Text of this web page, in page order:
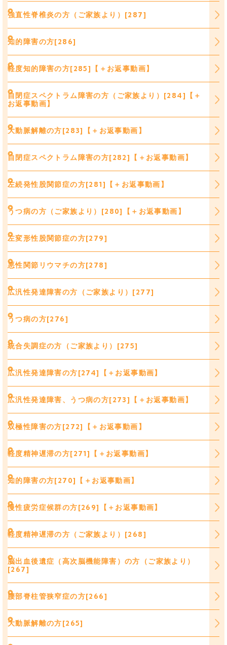
強直性脊椎炎の方（ご家族より）[287]
知的障害の方[286]
軽度知的障害の方[285]【＋お返事動画】
自閉症スペクトラム障害の方（ご家族より）[284]【＋
お返事動画】
大動脈解離の方[283]【＋お返事動画】
自閉症スペクトラム障害の方[282]【＋お返事動画】
左続発性股関節症の方[281]【＋お返事動画】
うつ病の方（ご家族より）[280]【＋お返事動画】
左変形性股関節症の方[279]
悪性関節リウマチの方[278]
広汎性発達障害の方（ご家族より）[277]
うつ病の方[276]
統合失調症の方（ご家族より）[275]
広汎性発達障害の方[274]【＋お返事動画】
広汎性発達障害、うつ病の方[273]【＋お返事動画】
双極性障害の方[272]【＋お返事動画】
軽度精神遅滞の方[271]【＋お返事動画】
知的障害の方[270]【＋お返事動画】
慢性疲労症候群の方[269]【＋お返事動画】
軽度精神遅滞の方（ご家族より）[268]
脳出血後遺症（高次脳機能障害）の方（ご家族より）
[267]
腰部脊柱管狭窄症の方[266]
大動脈解離の方[265]